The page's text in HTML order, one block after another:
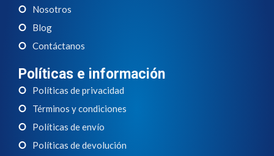
Nosotros
Blog
Contáctanos
Políticas e información
Políticas de privacidad
Términos y condiciones
Políticas de envío
Políticas de devolución